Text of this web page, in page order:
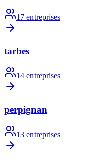
17 entreprises
tarbes
14 entreprises
perpignan
13 entreprises